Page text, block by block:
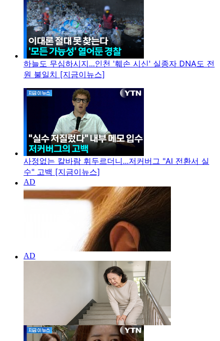
하늘도 무심하시지...인천 '훼손 시신' 실종자 DNA도 전
원 불일치 [지금이뉴스]
사정없는 칼바람 휘두르더니...저커버그 "AI 전환서 실
수" 고백 [지금이뉴스]